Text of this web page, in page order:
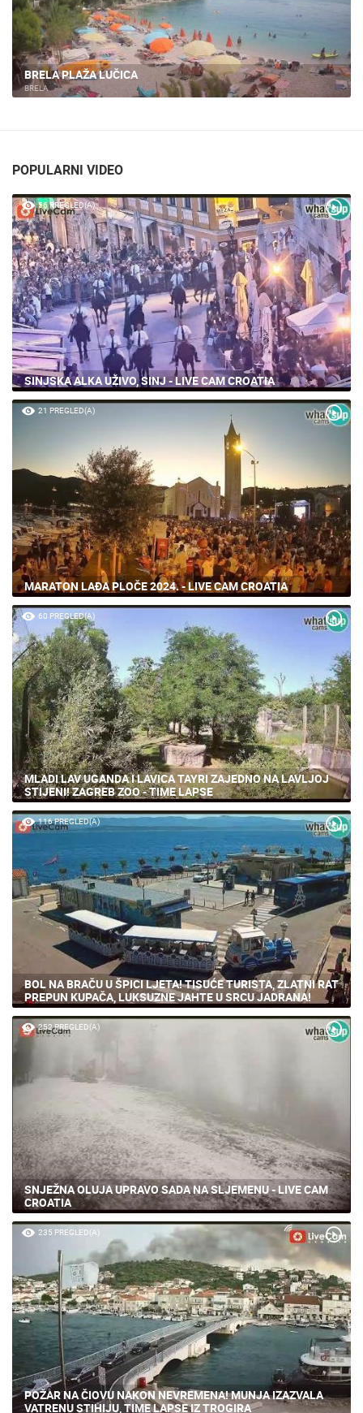
BRELA - MARINA, RIVA
BRELA
POPULARNI VIDEO
56 PREGLED(A)
SINJSKA ALKA UŽIVO, SINJ - LIVE CAM CROATIA
21 PREGLED(A)
MARATON LAĐA PLOČE 2024. - LIVE CAM CROATIA
60 PREGLED(A)
MLADI LAV UGANDA I LAVICA TAYRI ZAJEDNO NA LAVLJOJ
STIJENI! ZAGREB ZOO - TIME LAPSE
116 PREGLED(A)
BOL NA BRAČU U ŠPICI LJETA! TISUĆE TURISTA, ZLATNI RAT
PREPUN KUPAČA, LUKSUZNE JAHTE U SRCU JADRANA!
252 PREGLED(A)
SNJEŽNA OLUJA UPRAVO SADA NA SLJEMENU - LIVE CAM
CROATIA
235 PREGLED(A)
POŽAR NA ČIOVU NAKON NEVREMENA! MUNJA IZAZVALA
VATRENU STIHIJU, TIME LAPSE IZ TROGIRA